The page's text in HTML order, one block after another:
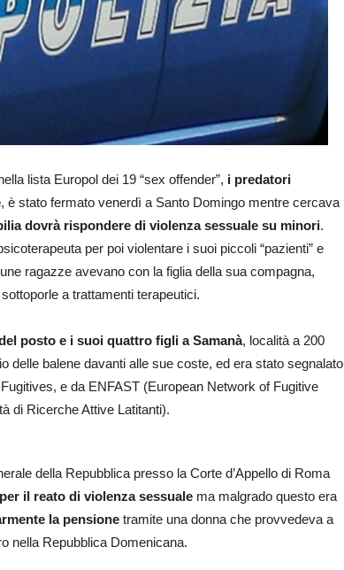
lista Europol dei 19 “sex offender”, i predatori
, è stato fermato venerdì a Santo Domingo mentre cercava
dovrà rispondere di violenza sessuale su minori.
per poi violentare i suoi piccoli “pazienti” e
ragazze avevano con la figlia della sua compagna,
a trattamenti terapeutici.
posto e i suoi quattro figli a Samanà, località a 200
delle balene davanti alle sue coste, ed era stato segnalato
e da ENFAST (European Network of Fugitive
di Ricerche Attive Latitanti).
della Repubblica presso la Corte d’Appello di Roma
il reato di violenza sessuale ma malgrado questo era
la pensione tramite una donna che provvedeva a
nella Repubblica Domenicana.